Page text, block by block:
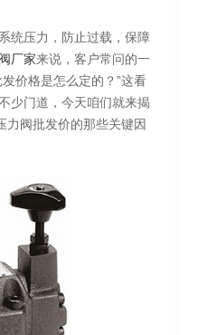
统压力，防止过载，保障
厂家来说，客户常问的一
价格是怎么定的？”这看
少门道，今天咱们就来揭
力阀批发价的那些关键因